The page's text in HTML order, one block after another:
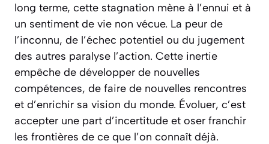
long terme, cette stagnation mène à l’ennui et à
un sentiment de vie non vécue. La peur de
l’inconnu, de l’échec potentiel ou du jugement
des autres paralyse l’action. Cette inertie
empêche de développer de nouvelles
compétences, de faire de nouvelles rencontres
et d’enrichir sa vision du monde. Évoluer, c’est
accepter une part d’incertitude et oser franchir
les frontières de ce que l’on connaît déjà.